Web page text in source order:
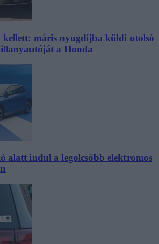
kellett: máris nyugdíjba küldi utolsó
a Honda
alatt indul a legolcsóbb elektromos